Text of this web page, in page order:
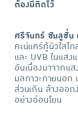
ต้องมีติดไว้
ศรีจันทร์ ซันลูชั่น
คเน่แคร์กู้ผิวใสไ
และ UVB ในแส
อันเนื่องมาจากแ
มลภาวะภายนอก
ส่วนเกิน ล้างออก
อย่างอ่อนโยน